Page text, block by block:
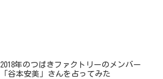
2018年のつばきファクトリーのメンバー
「谷本安美」さんを占ってみた